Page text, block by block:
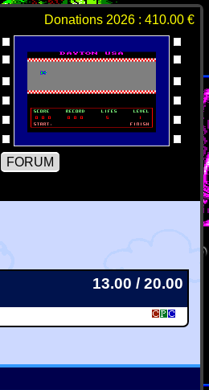
Donations 2026 : 410.00 €
FORUM
13.00 / 20.00